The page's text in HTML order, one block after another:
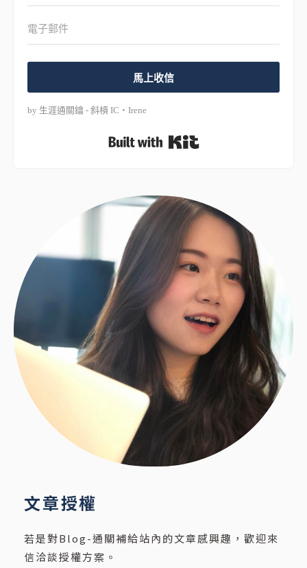
馬上收信
by 生涯通關鑰 - 斜槓 IC・Irene
文章授權
若是對Blog-通關補給站內的文章感興趣，歡迎來
信洽談授權方案。